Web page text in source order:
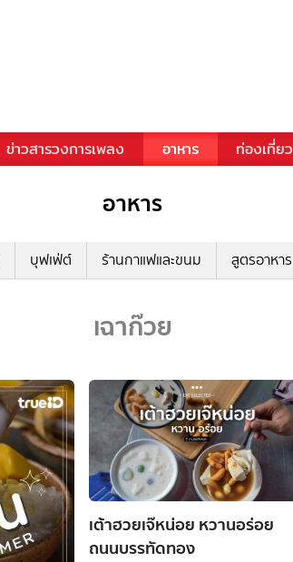
ข่าวสารวงการเพลง อาหาร ท่องเที่ยว
อาหาร
บุฟเฟ่ต์ ร้านกาแฟและขนม สูตรอาหาร
เฉาก๊วย
เต้าฮวยเจ๊หน่อย หวานอร่อย
ถนนบรรทัดทอง